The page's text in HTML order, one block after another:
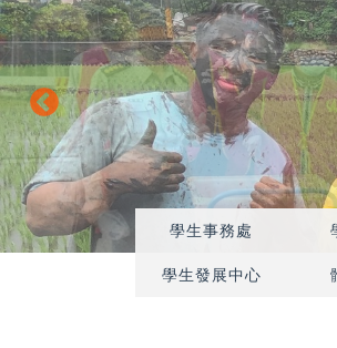
學生事務處
學生發展中心